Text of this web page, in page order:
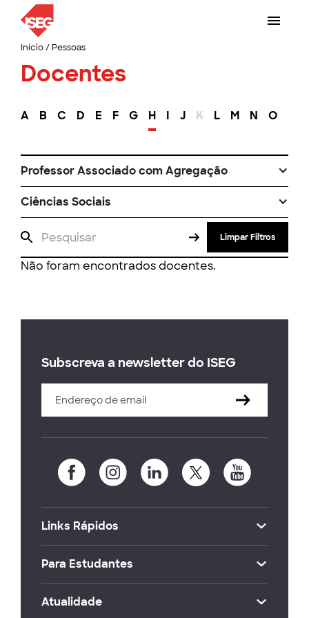
Início/ Pessoas
Docentes
A B C D E F G H I J K L M N O
Professor Associado com Agregação
Ciências Sociais
Limpar Filtros
Não foram encontrados docentes.
Subscreva a newsletter do ISEG
Links Rápidos
Para Estudantes
Atualidade